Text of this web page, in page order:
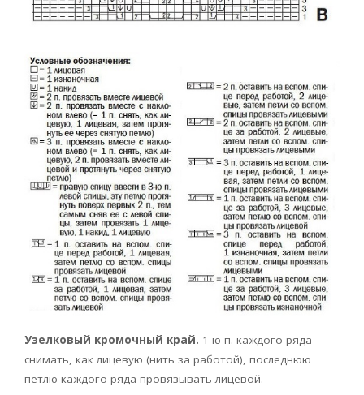
Узелковый кромочный край. 1-ю п. каждого ряда
снимать, как лицевую (нить за работой), последнюю
петлю каждого ряда провязывать лицевой.